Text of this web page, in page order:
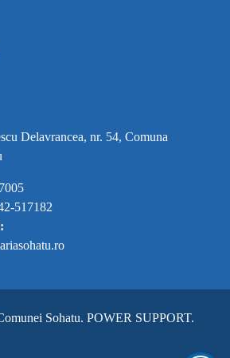
Delavrancea, nr. 54, Comuna
517182
Sohatu. POWER SUPPORT.